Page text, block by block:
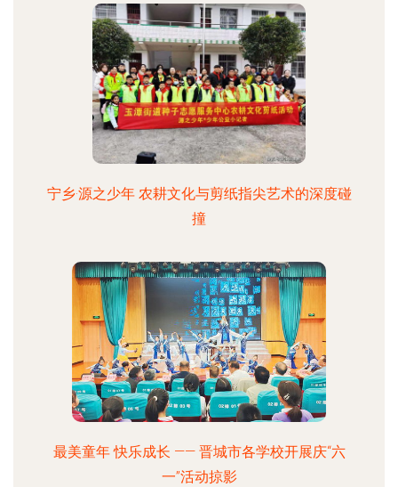
宁乡·源之少年 农耕文化与剪纸指尖艺术的深度碰
撞
最美童年 快乐成长 —— 晋城市各学校开展庆“六
一”活动掠影